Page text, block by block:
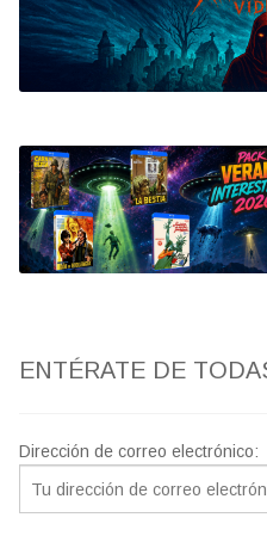
Bluray
Clasificada S
artwork
fantaterror
Jesús Franco
ENTÉRATE DE
Dirección de correo electrónico: